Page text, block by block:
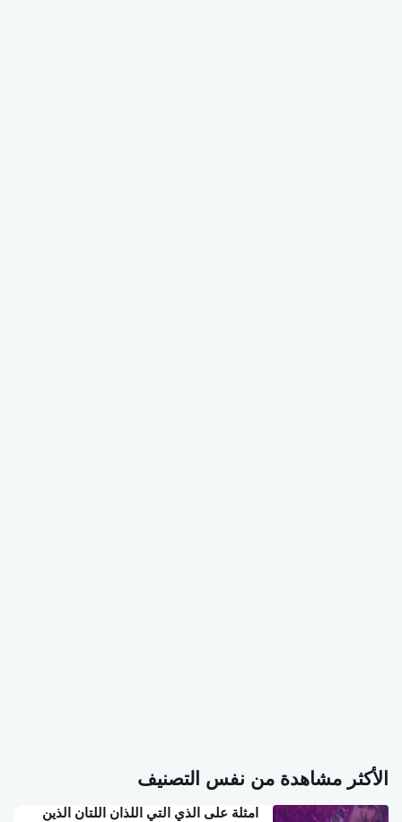
الأكثر مشاهدة من نفس التصنيف
امثلة على الذي التي اللذان اللتان الذين